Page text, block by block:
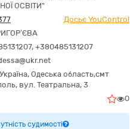
ОСВІТИ"
Досьє YouControl
+380485131207
Україна, Одеська область,смт
вул. Театральна, 3
0
судимості